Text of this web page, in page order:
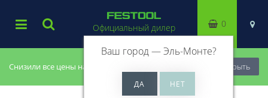
Снизили все цены на 20%, успей купить! Закрыть
Официальный дилер
Ваш город —Эль-Монте?
0